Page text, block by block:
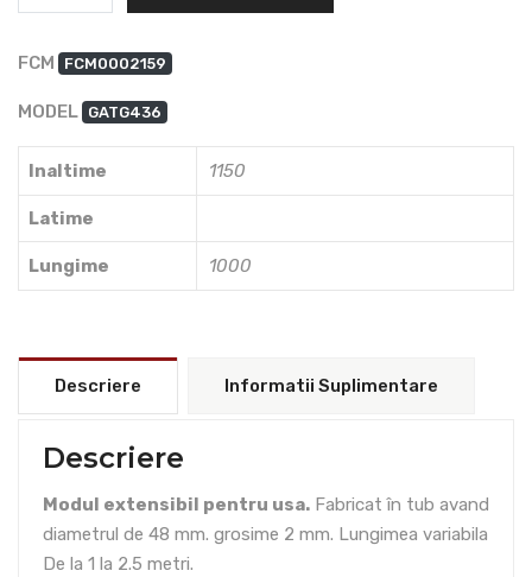
FCM FCM0002159
MODEL GATG436
Inaltime 1150
Latime
Lungime 1000
Descriere Informatii Suplimentare
Descriere
Modul extensibil pentru usa. Fabricat în tub avand
diametrul de 48 mm. grosime 2 mm. Lungimea variabila
De la 1 la 2.5 metri.